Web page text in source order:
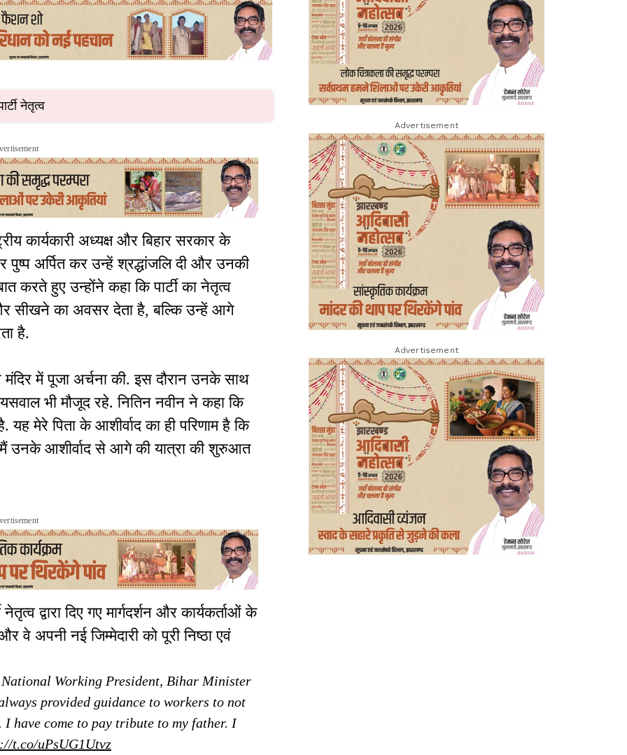
नेतृत्व
कार्यकारी अध्यक्ष और बिहार सरकार के
पुष्प अर्पित कर उन्हें श्रद्धांजलि दी और उनकी
करते हुए उन्होंने कहा कि पार्टी का नेतृत्व
सीखने का अवसर देता है, बल्कि उन्हें आगे
है.
में पूजा अर्चना की. इस दौरान उनके साथ
भी मौजूद रहे. नितिन नवीन ने कहा कि
यह मेरे पिता के आशीर्वाद का ही परिणाम है कि
मैं उनके आशीर्वाद से आगे की यात्रा की शुरुआत
द्वारा दिए गए मार्गदर्शन और कार्यकर्ताओं के
अपनी नई जिम्मेदारी को पूरी निष्ठा एवं
Working President, Bihar Minister
provided guidance to workers to not
have come to pay tribute to my father. I
t.co/uPsUG1Utvz
Advertisement
Advertisement